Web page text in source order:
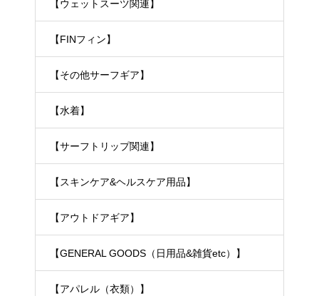
【ウェットスーツ関連】
【FINフィン】
【その他サーフギア】
【水着】
【サーフトリップ関連】
【スキンケア&ヘルスケア用品】
【アウトドアギア】
【GENERAL GOODS（日用品&雑貨etc）】
【アパレル（衣類）】